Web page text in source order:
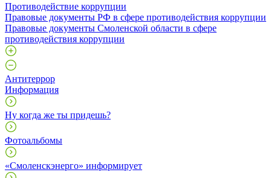
Противодействие коррупции
Правовые документы РФ в сфере противодействия коррупции
Правовые документы Смоленской области в сфере
противодействия коррупции
Антитеррор
Информация
Ну когда же ты придешь?
Фотоальбомы
«Смоленскэнерго» информирует